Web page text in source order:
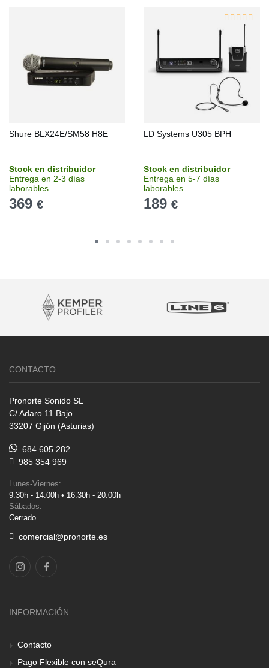
Shure BLX24E/SM58 H8E
Stock en distribuidor
Entrega en 2-3 días
laborables
369 €
LD Systems U305 BPH
Stock en distribuidor
Entrega en 5-7 días
laborables
189 €
CONTACTO
Pronorte Sonido SL
C/ Adaro 11 Bajo
33207 Gijón (Asturias)
684 605 282
985 354 969
Lunes-Viernes:
9:30h - 14:00h • 16:30h - 20:00h
Sábados:
Cerrado
comercial@pronorte.es
INFORMACIÓN
Contacto
Pago Flexible con seQura